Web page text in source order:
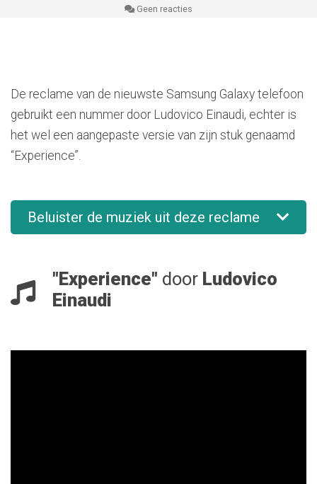
Geen reacties
De reclame van de nieuwste Samsung Galaxy telefoon
gebruikt een nummer door Ludovico Einaudi, echter is
het wel een aangepaste versie van zijn stuk genaamd
“Experience”.
Beluister de muziek uit deze reclame
"Experience" door Ludovico
Einaudi